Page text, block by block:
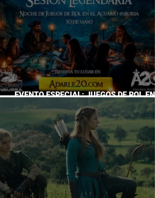
EVENTO ESPECIAL: JUEGOS DE ROL EN